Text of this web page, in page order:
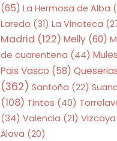
(65) La Hermosa de Alba
Laredo (31) La Vinoteca
Madrid (122) Melly (60)
de cuarentena (44) Mules
Pais Vasco (58)
(362) Santoña (22)
(108) Tintos (40)
(34) Valencia (21) Vizcaya
Álava (20)